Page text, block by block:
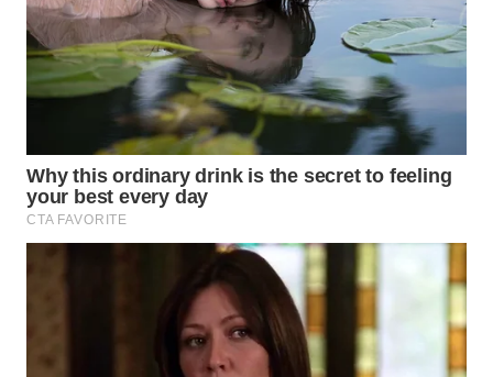
WN
BINTAN
WN
MANDALIKA
WN
LIKUPANG
BORNEO